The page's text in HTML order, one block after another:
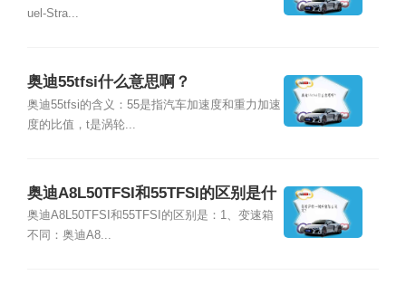
uel-Stra...
奥迪55tfsi什么意思啊？
奥迪55tfsi的含义：55是指汽车加速度和重力加速
度的比值，t是涡轮...
奥迪A8L50TFSI和55TFSI的区别是什
么？
奥迪A8L50TFSI和55TFSI的区别是：1、变速箱
不同：奥迪A8...